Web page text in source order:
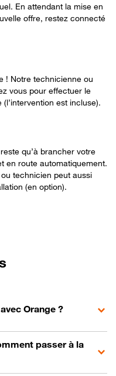
En attendant la mise en
offre, restez connecté
! Notre technicienne ou
vous pour effectuer le
est incluse).
qu’à brancher votre
en route automatiquement.
technicien peut aussi
(en option).
Orange ?
passer à la